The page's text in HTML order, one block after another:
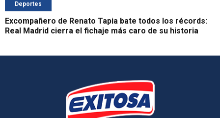
Deportes
Excompañero de Renato Tapia bate todos los récords:
Real Madrid cierra el fichaje más caro de su historia